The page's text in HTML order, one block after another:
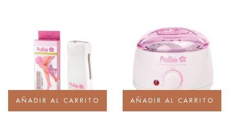
AÑADIR AL CARRITO AÑADIR AL CARRITO